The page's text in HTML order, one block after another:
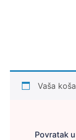
Vaša
Povratak